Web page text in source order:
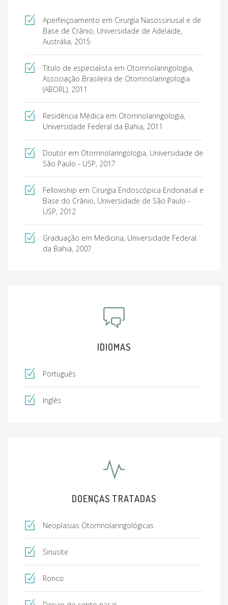
Aperfeiçoamento em Cirurgia Nasossinusal e de
Base de Crânio, Universidade de Adelaide,
Austrália, 2015
Título de especialista em Otorrinolaringologia,
Associação Brasileira de Otorrinolaringologia
(ABORL), 2011
Residência Médica em Otorrinolaringologia,
Universidade Federal da Bahia, 2011
Doutor em Otorrinolaringologia, Universidade de
São Paulo - USP, 2017
Fellowship em Cirurgia Endoscópica Endonasal e
Base do Crânio, Universidade de São Paulo -
USP, 2012
Graduação em Medicina, Universidade Federal
da Bahia, 2007
IDIOMAS
Português
Inglês
DOENÇAS TRATADAS
Neoplasias Otorrinolaringológicas
Sinusite
Ronco